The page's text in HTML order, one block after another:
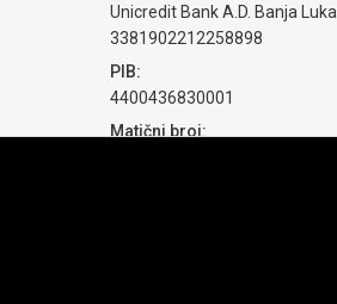
Unicredit Bank A.D. Banja Luka
3381902212258898
PIB:
4400436830001
Matični broj: